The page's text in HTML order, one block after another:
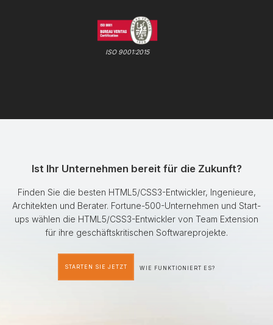
ISO 9001:2015
Ist Ihr Unternehmen bereit für die Zukunft?
Finden Sie die besten HTML5/CSS3-Entwickler, Ingenieure,
Architekten und Berater. Fortune-500-Unternehmen und Start-
ups wählen die HTML5/CSS3-Entwickler von Team Extension
für ihre geschäftskritischen Softwareprojekte.
STARTEN SIE JETZT WIE FUNKTIONIERT ES?